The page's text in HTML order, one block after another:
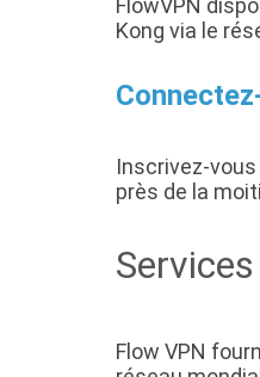
FlowVPN
Kong via le
Inscrivez-
près de la
Flow VPN